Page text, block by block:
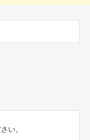
い。